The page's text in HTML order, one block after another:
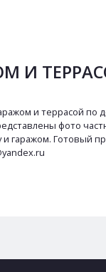
И
и террасой по
фото
Готовый